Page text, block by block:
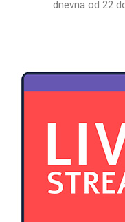
dnevna od 22